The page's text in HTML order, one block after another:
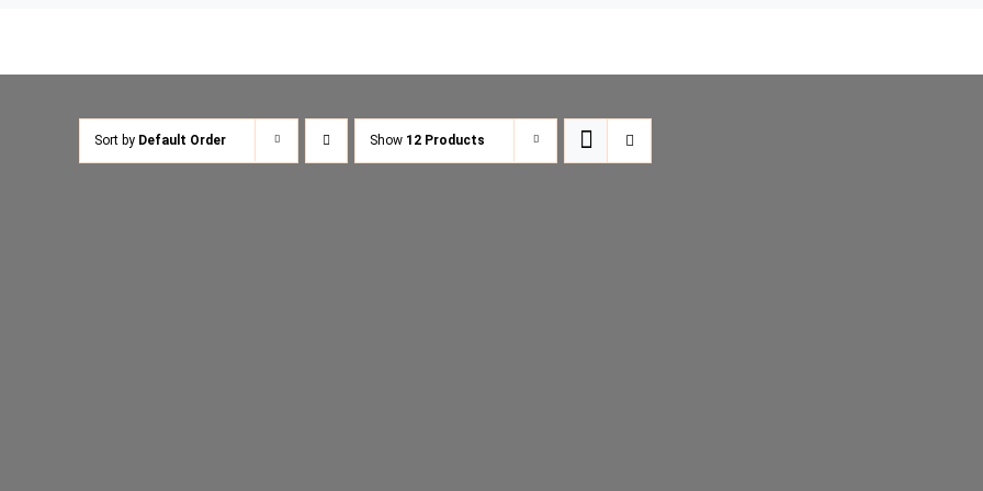
Sort by Default Order Show 12 Products